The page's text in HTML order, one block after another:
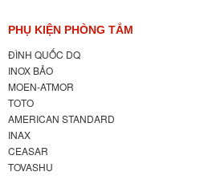
PHỤ KIỆN PHÒNG TẮM
ĐÌNH QUỐC DQ
INOX BẢO
MOEN-ATMOR
TOTO
AMERICAN STANDARD
INAX
CEASAR
TOVASHU